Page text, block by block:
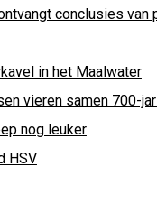
conclusies van
in het Maalwater
vieren samen 700-
nog leuker
HSV